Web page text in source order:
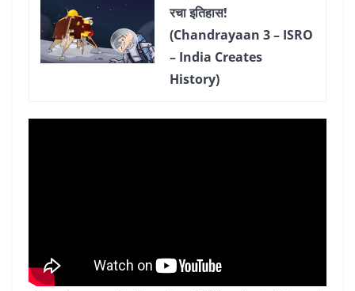
रचा इतिहास!
(Chandrayaan 3 – ISRO
– India Creates
History)